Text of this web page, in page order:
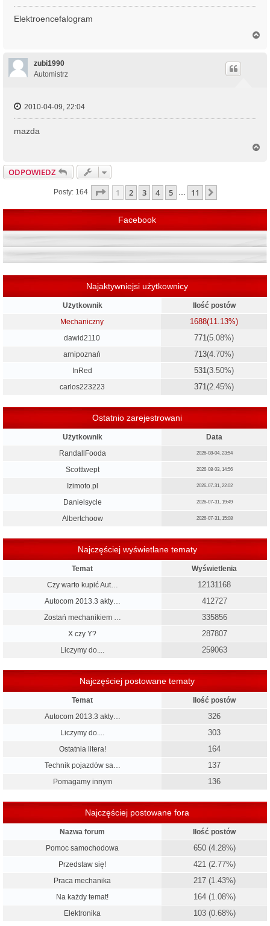
Elektroencefalogram
zubi1990
Automistrz
2010-04-09, 22:04
mazda
ODPOWIEDZ
Posty: 164 Strona1 z11
1 2 3 4 5 … 11
Facebook
Najaktywniejsi użytkownicy
Użytkownik
Ilość postów
Mechaniczny
1688(11.13%)
dawid2110 771(5.08%)
arnipoznań 713(4.70%)
InRed 531(3.50%)
carlos223223 371(2.45%)
Ostatnio zarejestrowani
Użytkownik
Data
RandallFooda
2026-08-04, 23:54
Scotttwept 2026-08-03, 14:56
Izimoto.pl 2026-07-31, 22:02
Danielsycle 2026-07-31, 19:49
Albertchoow 2026-07-31, 15:08
Najczęściej wyświetlane tematy
Temat
Wyświetlenia
Czy warto kupić Aut…
12131168
Autocom 2013.3 akty… 412727
Zostań mechanikiem … 335856
X czy Y? 287807
Liczymy do.... 259063
Najczęściej postowane tematy
Temat
Ilość postów
Autocom 2013.3 akty…
326
Liczymy do.... 303
Ostatnia litera! 164
Technik pojazdów sa… 137
Pomagamy innym 136
Najczęściej postowane fora
Nazwa forum
Ilość postów
Pomoc samochodowa
650 (4.28%)
Przedstaw się! 421 (2.77%)
Praca mechanika 217 (1.43%)
Na każdy temat! 164 (1.08%)
Elektronika 103 (0.68%)